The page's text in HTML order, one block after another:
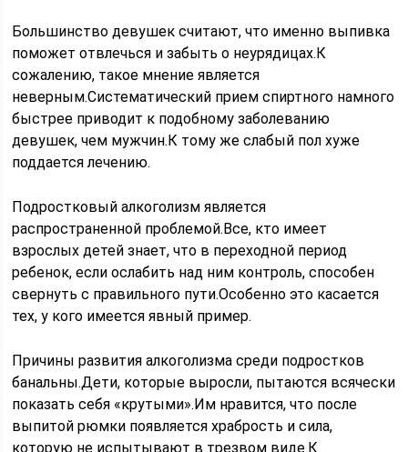
Большинство девушек считают, что именно выпивка
поможет отвлечься и забыть о неурядицах.К
сожалению, такое мнение является
неверным.Систематический прием спиртного намного
быстрее приводит к подобному заболеванию
девушек, чем мужчин.К тому же слабый пол хуже
поддается лечению.
Подростковый алкоголизм является
распространенной проблемой.Все, кто имеет
взрослых детей знает, что в переходной период
ребенок, если ослабить над ним контроль, способен
свернуть с правильного пути.Особенно это касается
тех, у кого имеется явный пример.
Причины развития алкоголизма среди подростков
банальны.Дети, которые выросли, пытаются всячески
показать себя «крутыми».Им нравится, что после
выпитой рюмки появляется храбрость и сила,
которую не испытывают в трезвом виде.К